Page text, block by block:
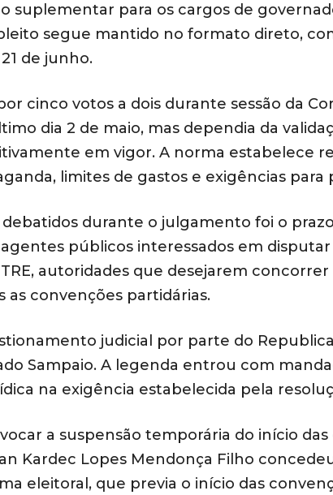
suplementar para os cargos de
segue mantido no formato direto,
de junho.
cinco votos a dois durante sessão da
dia 2 de maio, mas dependia da
em vigor. A norma estabelece
limites de gastos e exigências para
durante o julgamento foi o
públicos interessados em
autoridades que desejarem
as convenções partidárias.
judicial por parte do
Sampaio. A legenda entrou com
na exigência estabelecida pela
a suspensão temporária do início
Kardec Lopes Mendonça Filho
eleitoral, que previa o início das